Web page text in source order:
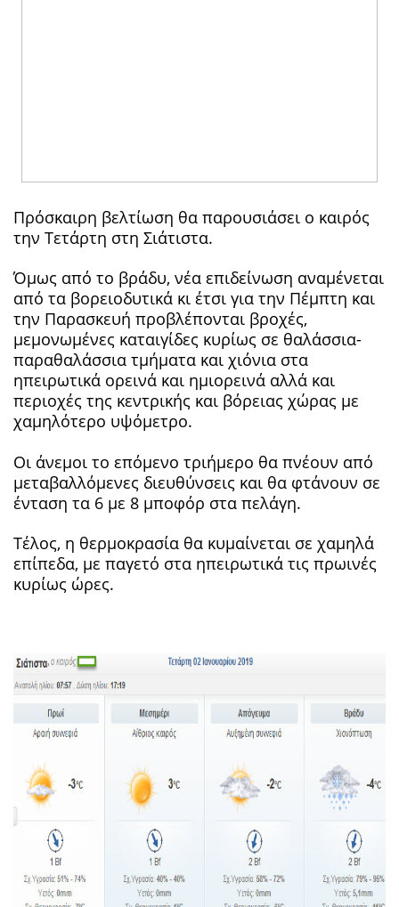
Πρόσκαιρη βελτίωση θα παρουσιάσει ο καιρός
την Τετάρτη στη Σιάτιστα.
Όμως από το βράδυ, νέα επιδείνωση αναμένεται
από τα βορειοδυτικά κι έτσι για την Πέμπτη και
την Παρασκευή προβλέπονται βροχές,
μεμονωμένες καταιγίδες κυρίως σε θαλάσσια-
παραθαλάσσια τμήματα και χιόνια στα
ηπειρωτικά ορεινά και ημιορεινά αλλά και
περιοχές της κεντρικής και βόρειας χώρας με
χαμηλότερο υψόμετρο.
Οι άνεμοι το επόμενο τριήμερο θα πνέουν από
μεταβαλλόμενες διευθύνσεις και θα φτάνουν σε
ένταση τα 6 με 8 μποφόρ στα πελάγη.
Τέλος, η θερμοκρασία θα κυμαίνεται σε χαμηλά
επίπεδα, με παγετό στα ηπειρωτικά τις πρωινές
κυρίως ώρες.